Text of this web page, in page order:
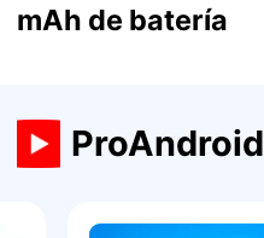
mAh de batería
ProAndroid